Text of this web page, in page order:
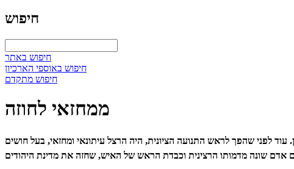
חיפוש
חיפוש באתר
חיפוש באוספי הארכיון
חיפוש מתקדם
ממחזאי לחוזה
לפני שהפך לראש התנועה הציונית, היה הרצל עיתונאי ומחזאי, בעל חושים